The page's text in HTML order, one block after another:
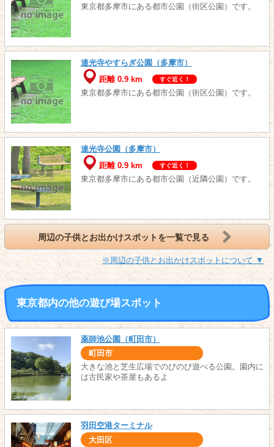
東京都多摩市にある都市公園（街区公園）です。
連光寺やすらぎ公園（多摩市）
距離 0.9 km
すぐ近く！
東京都多摩市にある都市公園（街区公園）です。
連光寺公園（多摩市）
距離 0.9 km
すぐ近く！
東京都多摩市にある都市公園（近隣公園）です。
周辺の子供とお出かけスポットを一覧で見る
※周辺の子供とお出かけスポットについて ▼
東京都内の他の遊び場スポット
薬師池公園（町田市）
町田市
大きな池と芝生広場でのびのび遊べる公園。園内に
は古民家や茶屋もあるよ
羽田空港ターミナル
大田区